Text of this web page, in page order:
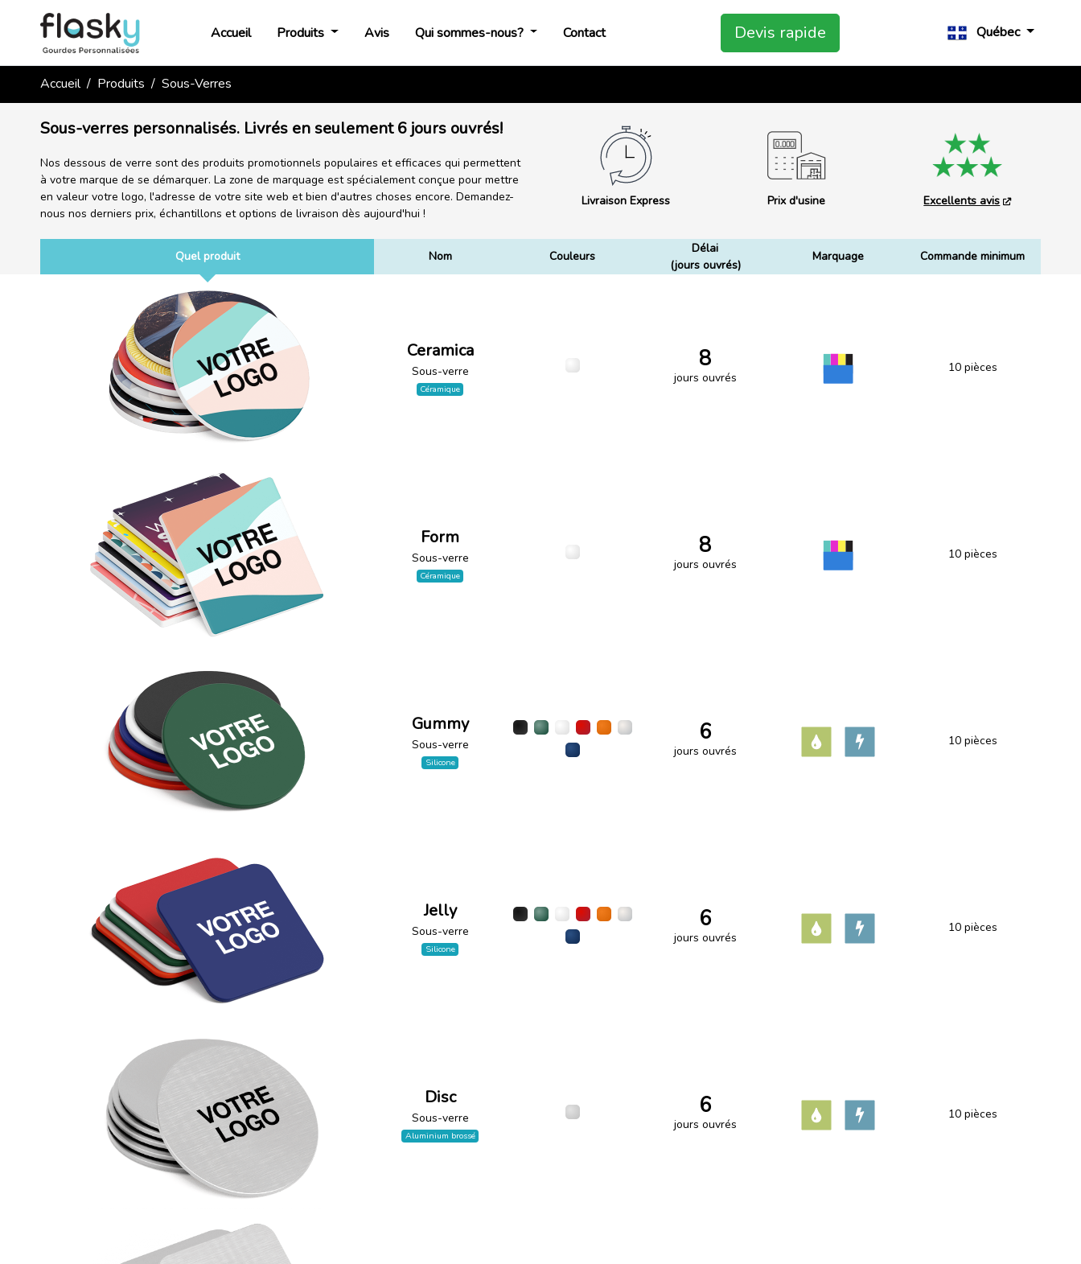
Accueil Produits Avis Qui sommes-nous? Contact Devis rapide Québec
Accueil Produits Sous-Verres
Sous-verres personnalisés. Livrés en seulement 6 jours ouvrés!
Nos dessous de verre sont des produits promotionnels populaires et efficaces qui permettent
à votre marque de se démarquer. La zone de marquage est spécialement conçue pour mettre
en valeur votre logo, l'adresse de votre site web et bien d'autres choses encore. Demandez-
nous nos derniers prix, échantillons et options de livraison dès aujourd'hui !
Livraison Express Prix d'usine Excellents avis
Quel produit Nom Couleurs
Délai
(jours ouvrés)
Marquage Commande minimum
Ceramica
Sous-verre
Céramique
8
jours ouvrés
10 pièces
Form
Sous-verre
Céramique
8
jours ouvrés
10 pièces
Gummy
Sous-verre
Silicone
6
jours ouvrés
10 pièces
Jelly
Sous-verre
Silicone
6
jours ouvrés
10 pièces
Disc
Sous-verre
Aluminium brossé
6
jours ouvrés
10 pièces